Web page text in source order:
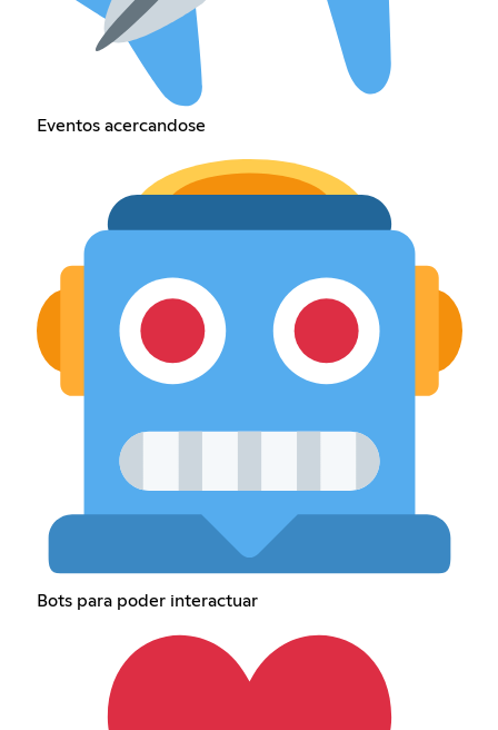
Eventos acercandose
Bots para poder interactuar